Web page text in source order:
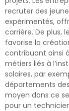
recruter des
expérimentés,
carrière. De plus,
favorise la
contribuant ainsi
métiers liés à
solaires, par
départements
moyen dans ce
pour un